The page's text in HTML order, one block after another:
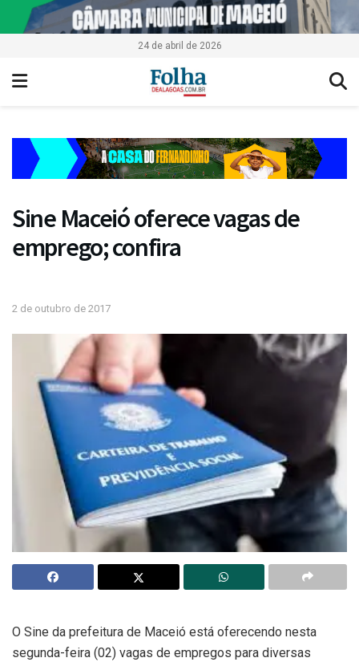
24 de abril de 2026
Sine Maceió oferece vagas de
emprego; confira
2 de outubro de 2017
O Sine da prefeitura de Maceió está oferecendo nesta
segunda-feira (02) vagas de empregos para diversas